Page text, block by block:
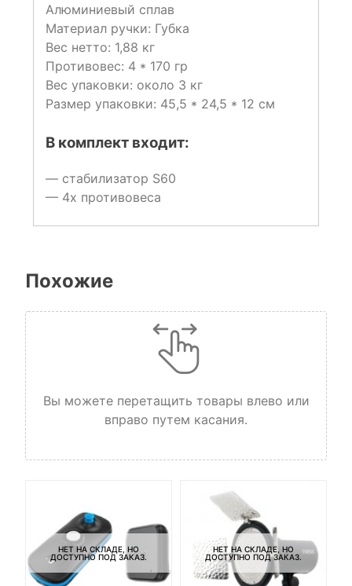
Алюминиевый сплав
Материал ручки: Губка
Вес нетто: 1,88 кг
Противовес: 4 * 170 гр
Вес упаковки: около 3 кг
Размер упаковки: 45,5 * 24,5 * 12 см
В комплект входит:
— стабилизатор S60
— 4x противовеса
Похожие
Вы можете перетащить товары влево или
вправо путем касания.
НЕТ НА СКЛАДЕ, НО
ДОСТУПНО ПОД ЗАКАЗ.
НЕТ НА СКЛАДЕ, НО
ДОСТУПНО ПОД ЗАКАЗ.